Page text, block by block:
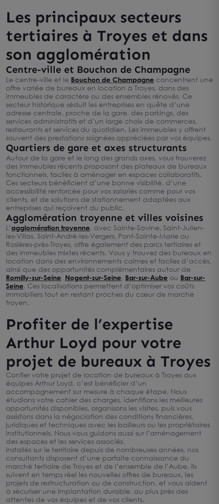
Les principaux secteurs
tertiaires à Troyes et dans
son agglomération
Centre-ville et Bouchon de Champagne
Le centre-ville et le Bouchon de Champagne concentrent une
offre variée de bureaux en location à Troyes, dans des
immeubles de caractère ou des ensembles rénovés. Ce
secteur historique séduit les entreprises en quête d’une
adresse centrale, proche de la gare, des parkings, des
services administratifs et d’un large choix de commerces,
restaurants et services du quotidien. Les immeubles y offrent
souvent des prestations soignées appréciées par vos équipes.
Quartiers de gare et axes structurants
Autour de la gare et le long des grands axes, vous trouverez
des immeubles récents proposant des plateaux de bureaux
fonctionnels, faciles à aménager en espaces collaboratifs.
Ces secteurs bénéficient d’une bonne visibilité, d’une
accessibilité renforcée pour vos salariés comme pour vos
clients, et de solutions de stationnement adaptées aux
entreprises qui reçoivent du public.
Agglomération troyenne et villes voisines
L’agglomération troyenne, avec Sainte-Savine, Saint-Julien-
les-Villas, Saint-André-les-Vergers, Pont-Sainte-Marie ou
Rosières-près-Troyes, offre également des parcs tertiaires et
des immeubles mixtes récents. Vous y trouvez des bureaux en
location dans des environnements calmes et faciles d’accès,
ainsi que des opportunités complémentaires autour de
Romilly-sur-Seine, Nogent-sur-Seine, Bar-sur-Aube ou Bar-sur-
Seine. Ces localisations permettent d’optimiser vos coûts
immobiliers tout en restant proches du cœur de marché
troyen.
Profiter de l’expertise
Arthur Loyd pour votre
projet de bureaux à Troyes
Confier votre projet de location de bureaux à Troyes aux
équipes Arthur Loyd, c’est bénéficier d’un
accompagnement sur mesure à chaque étape. Nous
étudions votre cahier des charges, identifions les meilleures
opportunités disponibles, organisons les visites, puis vous
assistons dans la négociation des conditions financières,
juridiques et techniques avec les bailleurs ou les propriétaires
institutionnels. Nous vous guidons aussi sur l’aménagement
des espaces et les services associés.
Installés sur le territoire depuis de nombreuses années, nos
consultants disposent d’une parfaite connaissance du
marché tertiaire de Troyes et de l’ensemble de l’Aube. Ils
suivent en temps réel les nouvelles offres de bureaux, les
projets de restructuration ou de construction, et vous aident
à sécuriser une implantation durable, au plus près des
attentes de vos équipes et de vos clients.